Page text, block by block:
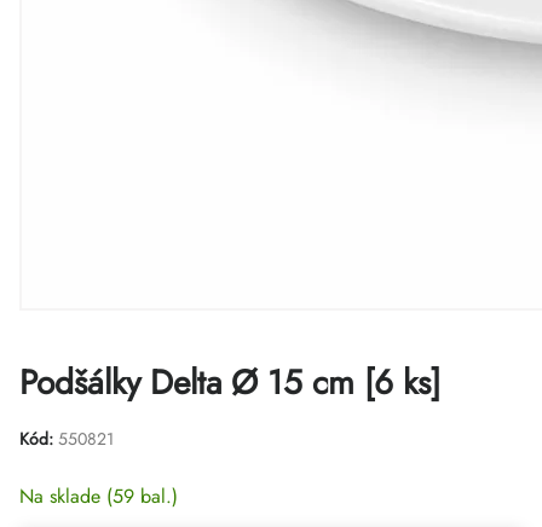
Podšálky Delta Ø 15 cm [6 ks]
Kód: 550821
Na sklade (59 bal.)